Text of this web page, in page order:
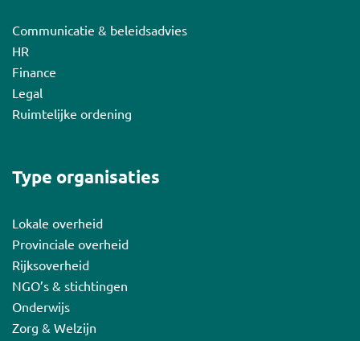
Communicatie & beleidsadvies
HR
Finance
Legal
Ruimtelijke ordening
Type organisaties
Lokale overheid
Provinciale overheid
Rijksoverheid
NGO’s & stichtingen
Onderwijs
Zorg & Welzijn